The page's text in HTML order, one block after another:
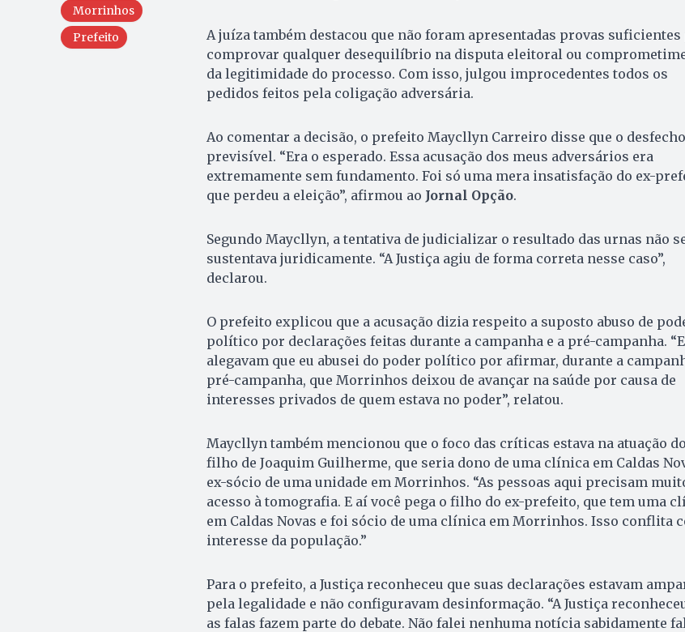
Morrinhos
Prefeito
A juíza também destacou que não foram apresentadas provas suficientes
comprovar qualquer desequilíbrio na disputa eleitoral ou
da legitimidade do processo. Com isso, julgou improcedentes todos os
pedidos feitos pela coligação adversária.
Ao comentar a decisão, o prefeito Maycllyn Carreiro disse que o
previsível. “Era o esperado. Essa acusação dos meus adversários era
extremamente sem fundamento. Foi só uma mera insatisfação do ex-
que perdeu a eleição”, afirmou ao Jornal Opção.
Segundo Maycllyn, a tentativa de judicializar o resultado das urnas não
sustentava juridicamente. “A Justiça agiu de forma correta nesse caso”,
declarou.
O prefeito explicou que a acusação dizia respeito a suposto abuso de
político por declarações feitas durante a campanha e a pré-campanha.
alegavam que eu abusei do poder político por afirmar, durante a
pré-campanha, que Morrinhos deixou de avançar na saúde por causa de
interesses privados de quem estava no poder”, relatou.
Maycllyn também mencionou que o foco das críticas estava na atuação do
filho de Joaquim Guilherme, que seria dono de uma clínica em Caldas
ex-sócio de uma unidade em Morrinhos. “As pessoas aqui precisam
acesso à tomografia. E aí você pega o filho do ex-prefeito, que tem uma
em Caldas Novas e foi sócio de uma clínica em Morrinhos. Isso conflita
interesse da população.”
Para o prefeito, a Justiça reconheceu que suas declarações estavam
pela legalidade e não configuravam desinformação. “A Justiça
as falas fazem parte do debate. Não falei nenhuma notícia sabidamente